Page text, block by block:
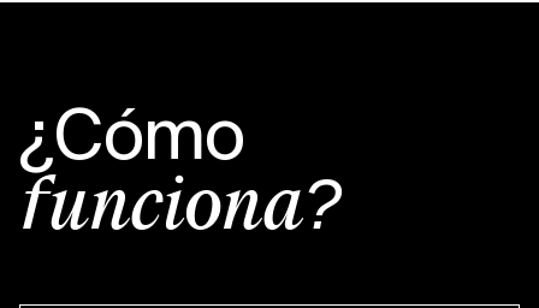
¿Cómo
funciona?